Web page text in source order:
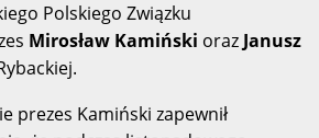
Polskiego Związku
Mirosław Kamiński orazJanusz
prezes Kamiński zapewnił